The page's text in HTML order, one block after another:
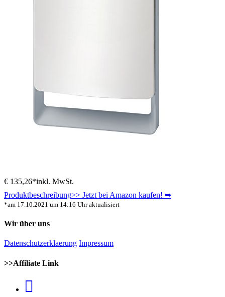
€ 135,26*inkl. MwSt.
Produktbeschreibung>> Jetzt bei Amazon kaufen! ➥
*am 17.10.2021 um 14:16 Uhr aktualisiert
Wir über uns
Datenschutzerklaerung Impressum
>>Affiliate Link